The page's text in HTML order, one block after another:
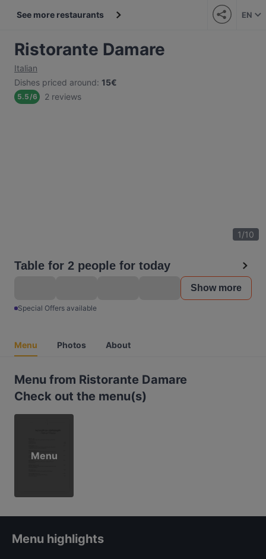
See more restaurants EN
Ristorante Damare
Italian
Dishes priced around: 15€
5.5/6 2 reviews
1/10
Table for 2 people for today
Show more
Special Offers available
Menu Photos About
Menu from Ristorante Damare
Check out the menu(s)
Menu
Menu highlights